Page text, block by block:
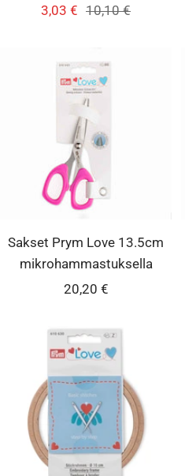
Alennushinta
3,03 € Normaalihinta
10,10 €
Sakset Prym Love 13.5cm
mikrohammastuksella
Alennushinta
20,20 €